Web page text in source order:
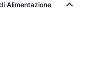
Alimentazione